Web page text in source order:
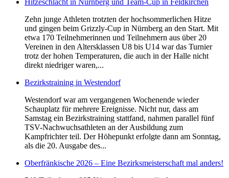
Hitzeschlacht in Nürnberg und Team-Cup in Feldkirchen
Zehn junge Athleten trotzten der hochsommerlichen Hitze
und gingen beim Grizzly-Cup in Nürnberg an den Start. Mit
etwa 170 Teilnehmerinnen und Teilnehmern aus über 20
Vereinen in den Altersklassen U8 bis U14 war das Turnier
trotz der hohen Temperaturen, die auch in der Halle nicht
direkt niedriger waren,...
Bezirkstraining in Westendorf
Westendorf war am vergangenen Wochenende wieder
Schauplatz für mehrere Ereignisse. Nicht nur, dass am
Samstag ein Bezirkstraining stattfand, nahmen parallel fünf
TSV-Nachwuchsathleten an der Ausbildung zum
Kampfrichter teil. Der Höhepunkt erfolgte dann am Sonntag,
als die 20. Ausgabe des...
Oberfränkische 2026 – Eine Bezirksmeisterschaft mal anders!